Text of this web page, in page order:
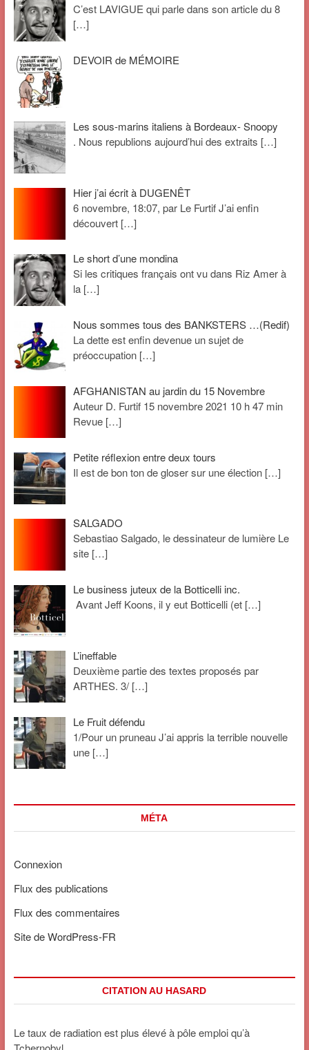
C’est LAVIGUE qui parle dans son article du 8
[…]
DEVOIR de MÉMOIRE
Les sous-marins italiens à Bordeaux- Snoopy
. Nous republions aujourd’hui des extraits […]
Hier j’ai écrit à DUGENÊT
6 novembre, 18:07, par Le Furtif J’ai enfin
découvert […]
Le short d’une mondina
Si les critiques français ont vu dans Riz Amer à
la […]
Nous sommes tous des BANKSTERS …(Redif)
La dette est enfin devenue un sujet de
préoccupation […]
AFGHANISTAN au jardin du 15 Novembre
Auteur D. Furtif 15 novembre 2021 10 h 47 min
Revue […]
Petite réflexion entre deux tours
Il est de bon ton de gloser sur une élection […]
SALGADO
Sebastiao Salgado, le dessinateur de lumière Le
site […]
Le business juteux de la Botticelli inc.
Avant Jeff Koons, il y eut Botticelli (et […]
L’ineffable
Deuxième partie des textes proposés par
ARTHES. 3/ […]
Le Fruit défendu
1/Pour un pruneau J’ai appris la terrible nouvelle
une […]
MÉTA
Connexion
Flux des publications
Flux des commentaires
Site de WordPress-FR
CITATION AU HASARD
Le taux de radiation est plus élevé à pôle emploi qu’à